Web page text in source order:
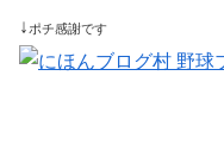
↓ ポチ感謝です